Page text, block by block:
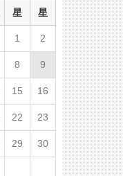
星 星
1 2
8 9
15 16
22 23
29 30